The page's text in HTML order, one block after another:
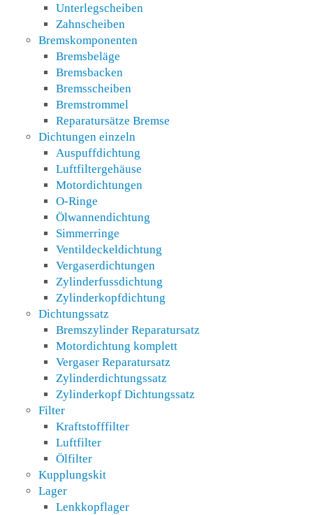
Unterlegscheiben
Zahnscheiben
Bremskomponenten
Bremsbeläge
Bremsbacken
Bremsscheiben
Bremstrommel
Reparatursätze Bremse
Dichtungen einzeln
Auspuffdichtung
Luftfiltergehäuse
Motordichtungen
O-Ringe
Ölwannendichtung
Simmerringe
Ventildeckeldichtung
Vergaserdichtungen
Zylinderfussdichtung
Zylinderkopfdichtung
Dichtungssatz
Bremszylinder Reparatursatz
Motordichtung komplett
Vergaser Reparatursatz
Zylinderdichtungssatz
Zylinderkopf Dichtungssatz
Filter
Kraftstofffilter
Luftfilter
Ölfilter
Kupplungskit
Lager
Lenkkopflager